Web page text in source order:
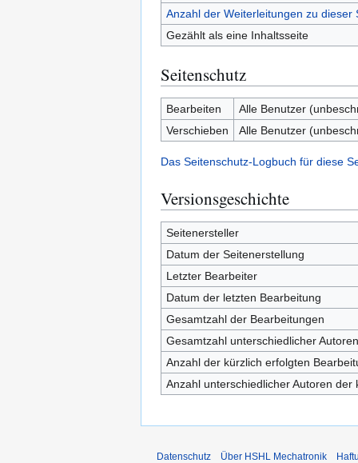
Anzahl der Weiterleitungen zu dieser
Gezählt als eine Inhaltsseite
Seitenschutz
Bearbeiten
Alle Benutzer
Verschieben
Alle Benutzer
Das Seitenschutz-Logbuch für diese
Versionsgeschichte
Seitenersteller
Datum der Seitenerstellung
Letzter Bearbeiter
Datum der letzten Bearbeitung
Gesamtzahl der Bearbeitungen
Gesamtzahl unterschiedlicher Autoren
Anzahl der kürzlich erfolgten
Anzahl unterschiedlicher Autoren
Datenschutz Über HSHL Mechatronik